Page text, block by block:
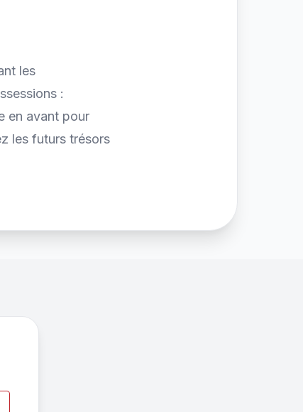
les
:
en avant pour
les futurs trésors